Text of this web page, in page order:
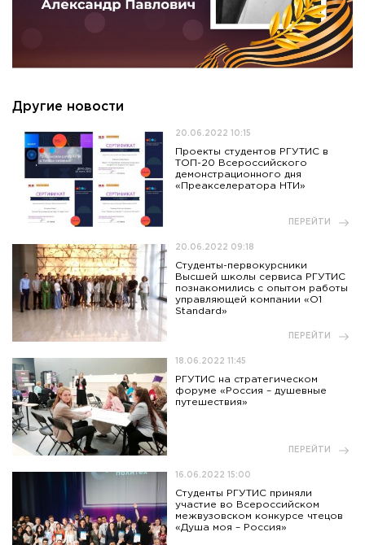
Другие новости
20.06.2022 10:15
Проекты студентов РГУТИС в
ТОП-20 Всероссийского
демонстрационного дня
«Преакселератора НТИ»
ПЕРЕЙТИ
20.06.2022 09:18
Студенты-первокурсники
Высшей школы сервиса РГУТИС
познакомились с опытом работы
управляющей компании «O1
Standard»
ПЕРЕЙТИ
18.06.2022 11:45
РГУТИС на стратегическом
форуме «Россия – душевные
путешествия»
ПЕРЕЙТИ
16.06.2022 15:00
Студенты РГУТИС приняли
участие во Всероссийском
межвузовском конкурсе чтецов
«Душа моя – Россия»